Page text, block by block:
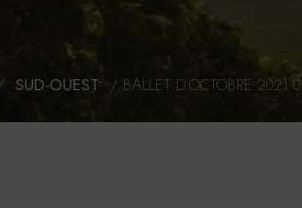
SUD-OUEST / BALLET D'OCTOBRE